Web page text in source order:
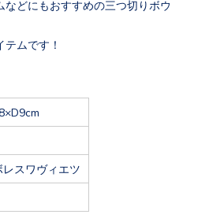
などにもおすすめの三つ切りボウ
ムです！
スワヴィエツ